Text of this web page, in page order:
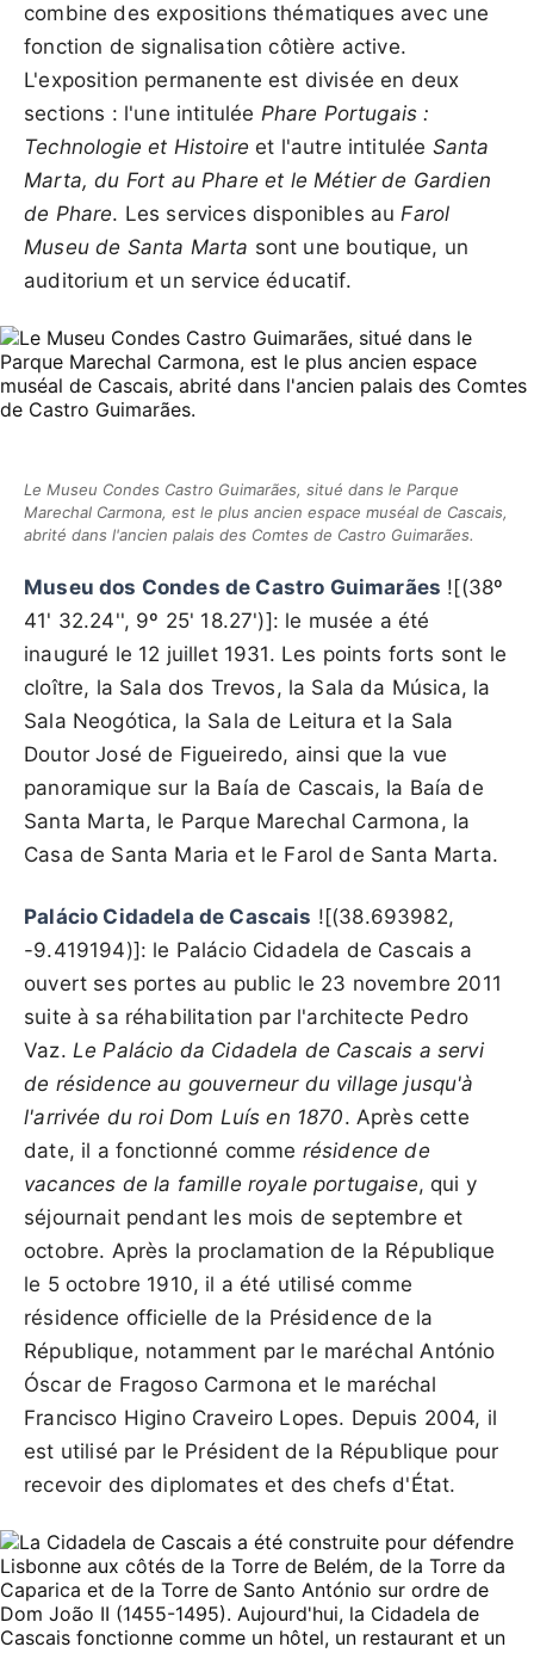
combine des expositions thématiques avec une
fonction de signalisation côtière active.
L'exposition permanente est divisée en deux
sections : l'une intitulée Phare Portugais :
Technologie et Histoire et l'autre intitulée Santa
Marta, du Fort au Phare et le Métier de Gardien
de Phare. Les services disponibles auFarol
Museu de Santa Marta sont une boutique, un
auditorium et un service éducatif.
Le Museu Condes Castro Guimarães, situé dans le Parque
Marechal Carmona, est le plus ancien espace muséal de Cascais,
abrité dans l'ancien palais des Comtes de Castro Guimarães.
Museu dos Condes de Castro Guimarães ![(38º
41' 32.24'', 9º 25' 18.27')]: le musée a été
inauguré le 12 juillet 1931. Les points forts sont le
cloître, la Sala dos Trevos, la Sala da Música, la
Sala Neogótica, la Sala de Leitura et la Sala
Doutor José de Figueiredo, ainsi que la vue
panoramique sur la Baía de Cascais, la Baía de
Santa Marta, le Parque Marechal Carmona, la
Casa de Santa Maria et le Farol de Santa Marta.
Palácio Cidadela de Cascais ![(38.693982,
-9.419194)]: le Palácio Cidadela de Cascais a
ouvert ses portes au public le 23 novembre 2011
suite à sa réhabilitation par l'architecte Pedro
Vaz. Le Palácio da Cidadela de Cascais a servi
de résidence au gouverneur du village jusqu'à
l'arrivée du roi Dom Luís en 1870. Après cette
date, il a fonctionné comme résidence de
vacances de la famille royale portugaise, qui y
séjournait pendant les mois de septembre et
octobre. Après la proclamation de la République
le 5 octobre 1910, il a été utilisé comme
résidence officielle de la Présidence de la
République, notamment par le maréchal António
Óscar de Fragoso Carmona et le maréchal
Francisco Higino Craveiro Lopes. Depuis 2004, il
est utilisé par le Président de la République pour
recevoir des diplomates et des chefs d'État.